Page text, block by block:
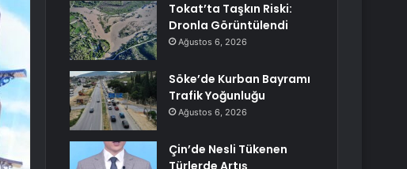
Tokat’ta Taşkın Riski:
Dronla Görüntülendi
Ağustos 6, 2026
Söke’de Kurban Bayramı
Trafik Yoğunluğu
Ağustos 6, 2026
Çin’de Nesli Tükenen
Türlerde Artış